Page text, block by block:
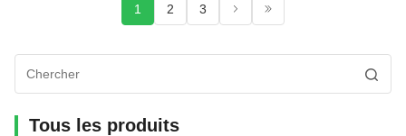
1 2 3
Tous les produits